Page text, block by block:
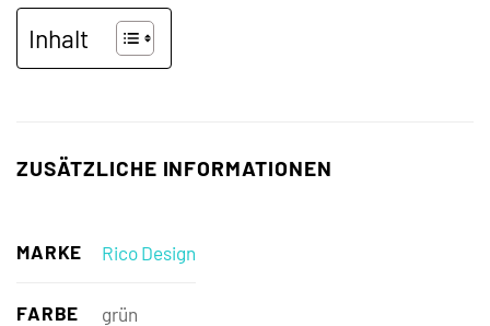
Inhalt
ZUSÄTZLICHE INFORMATIONEN
MARKE Rico Design
FARBE grün